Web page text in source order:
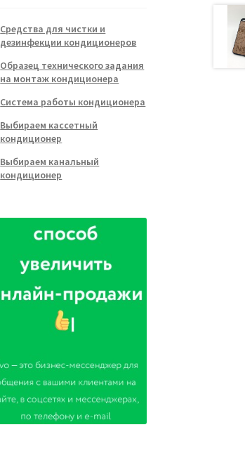
Средства для чистки и
дезинфекции кондиционеров
Образец технического задания
на монтаж кондиционера
Система работы кондиционера
Выбираем кассетный
кондиционер
Выбираем канальный
кондиционер